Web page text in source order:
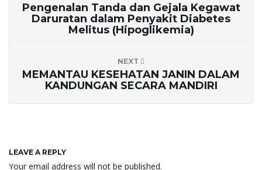
Pengenalan Tanda dan Gejala Kegawat
Daruratan dalam Penyakit Diabetes
Melitus (Hipoglikemia)
NEXT
MEMANTAU KESEHATAN JANIN DALAM
KANDUNGAN SECARA MANDIRI
LEAVE A REPLY
Your email address will not be published.